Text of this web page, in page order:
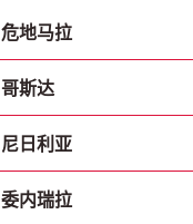
危地马拉
哥斯达
尼日利亚
委内瑞拉